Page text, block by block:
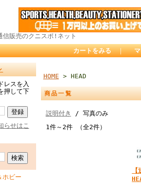
販売のクニスポ!ネット
カートをみる ｜
レスを入
押して下
らせはこ
ホビー
HOME > HEAD
商品一覧
説明付き
/ 写真のみ
1件～2件 （全2件）